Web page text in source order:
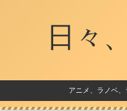
日々
アニメ、ラノベ